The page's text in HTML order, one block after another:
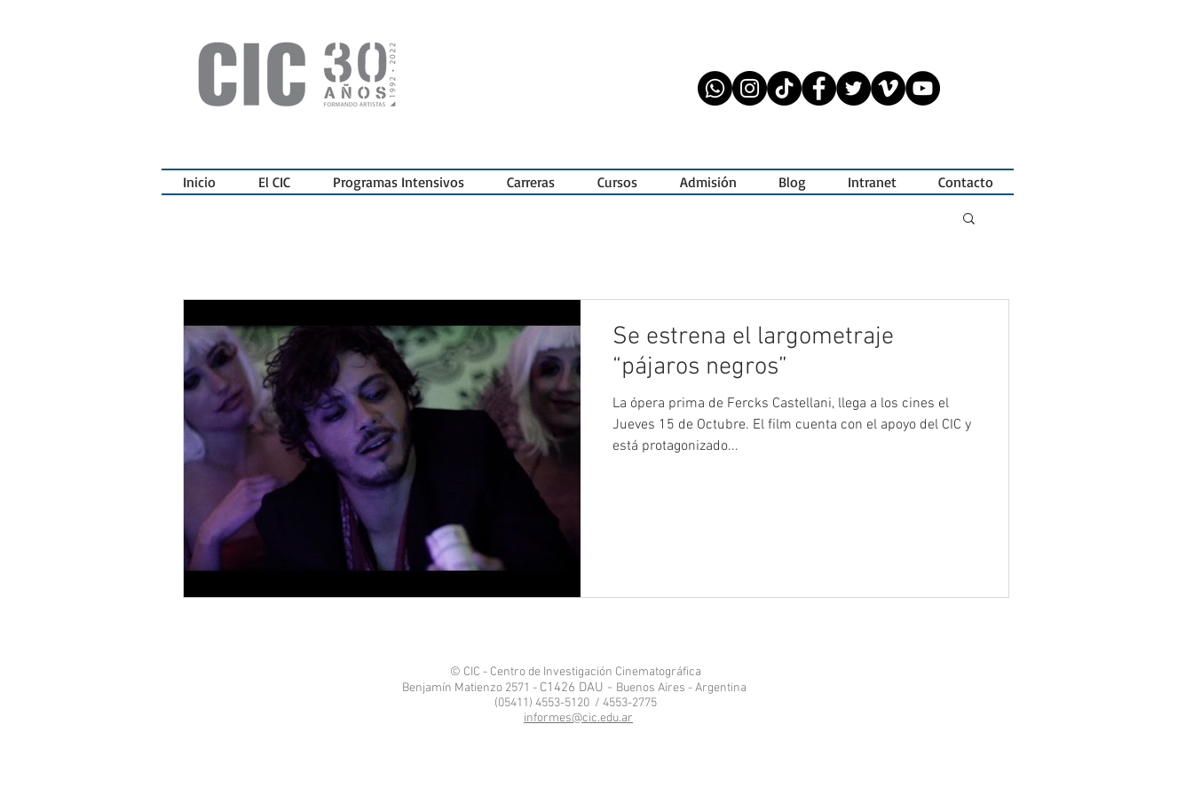
Inicio El CIC Programas Intensivos Carreras Cursos Admisión Blog Intranet Contacto
Se estrena el largometraje
“pájaros negros”
La ópera prima de Fercks Castellani, llega a los cines el
Jueves 15 de Octubre. El film cuenta con el apoyo del CIC y
está protagonizado...
© CIC - Centro de Investigación Cinematográfica
Benjamín Matienzo 2571 - C1426 DAU - Buenos Aires - Argentina
(05411) 4553-5120 / 4553-2775
informes@cic.edu.ar